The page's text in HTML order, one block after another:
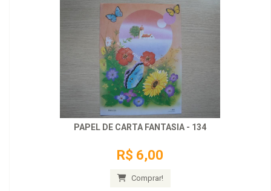
PAPEL DE CARTA FANTASIA - 134
R$ 6,00
Comprar!